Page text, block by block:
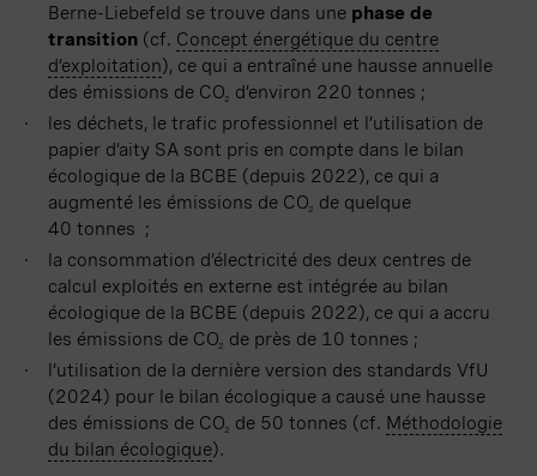
Berne-Liebefeld se trouve dans une phase de
transition (cf. Concept énergétique du centre
d’exploitation), ce qui a entraîné une hausse annuelle
des émissions de CO2 d’environ 220 tonnes ;
les déchets, le trafic professionnel et l’utilisation de
papier d’aity SA sont pris en compte dans le bilan
écologique de la BCBE (depuis 2022), ce qui a
augmenté les émissions de CO2
de quelque
40 tonnes ;
la consommation d’électricité des deux centres de
calcul exploités en externe est intégrée au bilan
écologique de la BCBE (depuis 2022), ce qui a accru
les émissions de CO2 de près de 10 tonnes ;
l’utilisation de la dernière version des standards VfU
(2024) pour le bilan écologique a causé une hausse
des émissions de CO2 de 50 tonnes (cf. Méthodologie
du bilan écologique).